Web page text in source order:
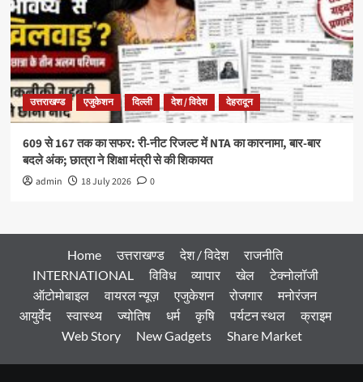
उत्तराखण्ड एजुकेशन दिल्ली देश / विदेश देहरादून
609 से 167 तक का सफर: री-नीट रिजल्ट में NTA का कारनामा, बार-बार
बदले अंक; छात्रा ने शिक्षा मंत्री से की शिकायत
admin 18 July 2026 0
Home उत्तराखण्ड देश / विदेश
राजनीति
INTERNATIONAL
विविध व्यापार खेल
टेक्नोलॉजी
ऑटोमोबाइल
वायरल न्यूज़ एजुकेशन रोजगार
मनोरंजन
आयुर्वेद
स्वास्थ्य ज्योतिष धर्म कृषि पर्यटन स्थल
क्राइम
Web Story
New Gadgets Share Market